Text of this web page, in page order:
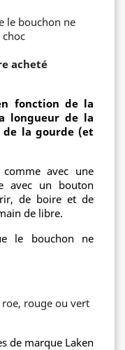
le bouchon ne
acheté
fonction de la
longueur de la
la gourde (et
avec une
avec un bouton
de boire et de
de libre.
le bouchon ne
rouge ou vert
de marque Laken